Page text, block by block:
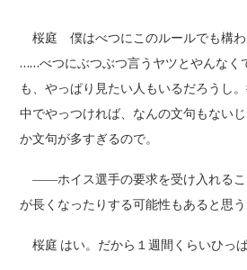
桜庭 僕はべつにこのルールでも構わ
……べつにぶつぶつ言うヤツとやんなく
も、やっぱり見たい人もいるだろうし
中でやっつければ、なんの文句もない
か文句が多すぎるので。
――ホイス選手の要求を受け入れるこ
が長くなったりする可能性もあると思う
桜庭 はい。だから１週間くらいひっ